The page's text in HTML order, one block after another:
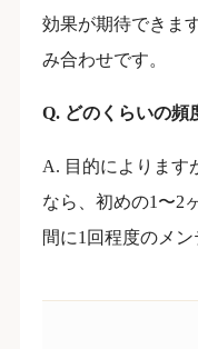
効果が期待できま
み合わせです。
Q. どのくらいの頻
A. 目的によります
なら、初めの1〜2
間に1回程度のメ